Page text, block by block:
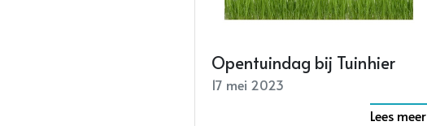
Opentuindag bij Tuinhier
17 mei 2023
Lees meer